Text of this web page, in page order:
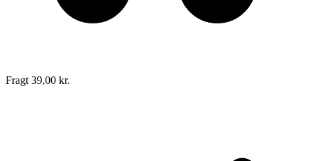
Fragt 39,00 kr.